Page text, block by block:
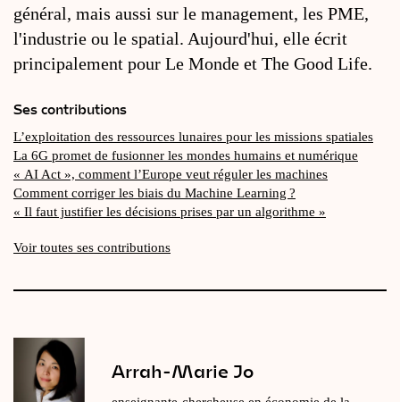
général, mais aussi sur le management, les PME,
l'industrie ou le spatial. Aujourd'hui, elle écrit
principalement pour Le Monde et The Good Life.
Ses contributions
L’exploitation des ressources lunaires pour les missions spatiales
La 6G promet de fusionner les mondes humains et numérique
« AI Act », comment l’Europe veut réguler les machines
Comment corriger les biais du Machine Learning ?
« Il faut justifier les décisions prises par un algorithme »
Voir toutes ses contributions
Arrah-Marie Jo